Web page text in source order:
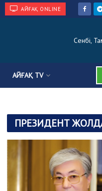
АЙҒАҚ ONLINE
Сенбі,
АЙҒАҚ TV
ПРЕЗИДЕНТ